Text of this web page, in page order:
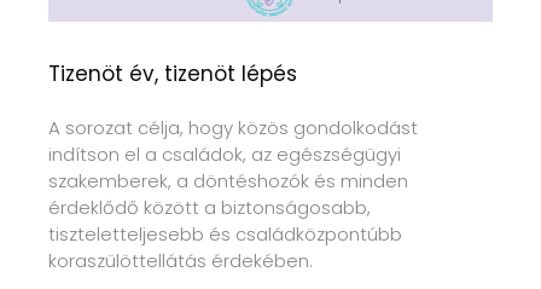
Tizenöt év, tizenöt lépés
A sorozat célja, hogy közös gondolkodást
indítson el a családok, az egészségügyi
szakemberek, a döntéshozók és minden
érdeklődő között a biztonságosabb,
tiszteletteljesebb és családközpontúbb
koraszülöttellátás érdekében.